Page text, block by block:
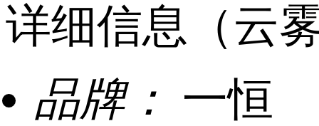
详细信息（云
品牌： 一恒